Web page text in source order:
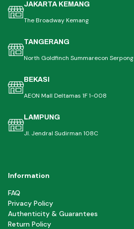
JAKARTA KEMANG
The Broadway Kemang
TANGERANG
North Goldfinch Summarecon Serpong
BEKASI
AEON Mall Deltamas 1F 1-008
LAMPUNG
Jl. Jendral Sudirman 108C
Information
FAQ
Privacy Policy
Authenticity & Guarantees
Return Policy